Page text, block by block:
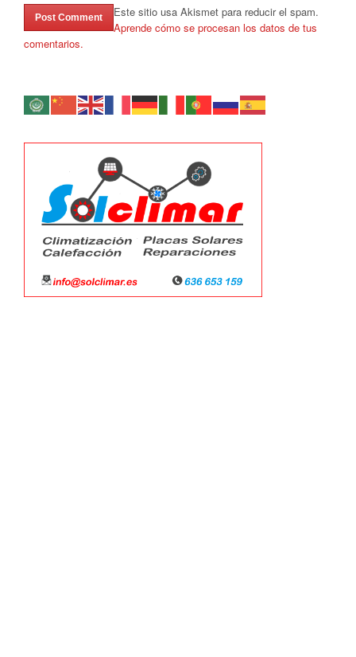
Este sitio usa Akismet para reducir el spam.
Aprende cómo se procesan los datos de tus
comentarios.